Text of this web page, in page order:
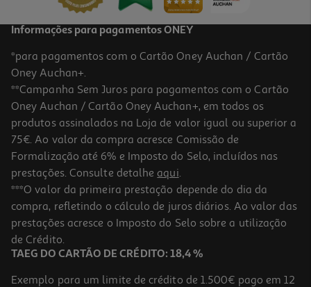
Informações para pagamentos ONEY
*para pagamentos com o Cartão Oney Auchan / Cartão
Oney Auchan+.
**Campanha Sem Juros para pagamentos com o Cartão
Oney Auchan / Cartão Oney Auchan+, em todos os
produtos assinalados na Loja de valor igual ou superior a
75€. Ao valor da compra acresce Comissão de
Formalização até 6% e Imposto do Selo, incluídos nas
prestações. Consulte detalhe aqui.
***O valor da primeira prestação depende do dia da
compra, refletindo o cálculo de juros diários. Ao valor das
prestações acresce o Imposto do Selo sobre a utilização
de Crédito.
TAEG DO CARTÃO DE CRÉDITO: 18,4 %
Exemplo para um limite de crédito de 1.500€ pago em 12